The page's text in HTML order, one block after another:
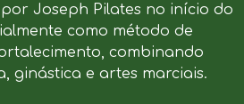
Joseph Pilates no início do
como método de
combinando
ginástica e artes marciais.